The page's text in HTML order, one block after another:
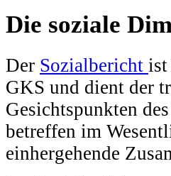
Die soziale
Der Sozialbericht ist
GKS und dient der
Gesichtspunkten
betreffen im
einhergehende